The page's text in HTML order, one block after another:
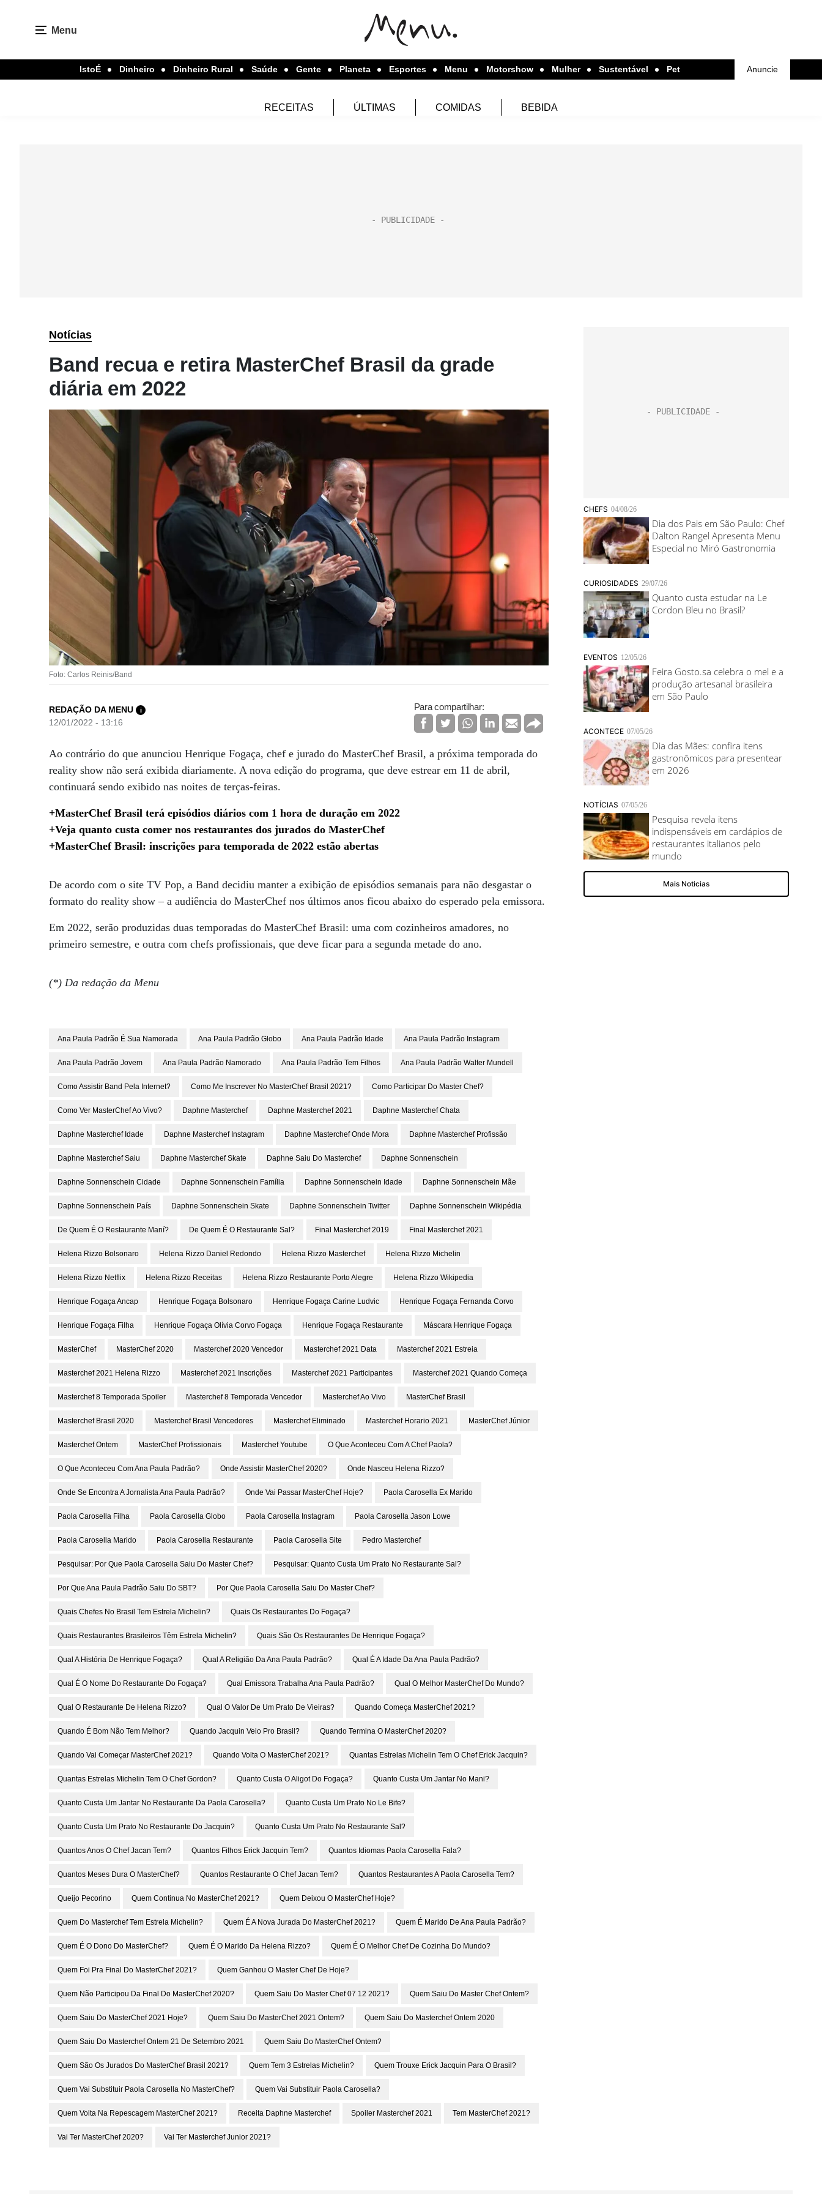
Menu
IstoÉ Dinheiro Dinheiro Rural Saúde Gente Planeta Esportes Menu Motorshow Mulher Sustentável Pet Anuncie
RECEITAS ÚLTIMAS COMIDAS BEBIDA
Notícias
Band recua e retira MasterChef Brasil da grade
diária em 2022
Foto: Carlos Reinis/Band
REDAÇÃO DA MENU i
12/01/2022 - 13:16
Para compartilhar:
Ao contrário do que anunciou Henrique Fogaça, chef e jurado do MasterChef Brasil, a próxima temporada do
reality show não será exibida diariamente. A nova edição do programa, que deve estrear em 11 de abril,
continuará sendo exibido nas noites de terças-feiras.
+MasterChef Brasil terá episódios diários com 1 hora de duração em 2022
+Veja quanto custa comer nos restaurantes dos jurados do MasterChef
+MasterChef Brasil: inscrições para temporada de 2022 estão abertas
De acordo com o site TV Pop, a Band decidiu manter a exibição de episódios semanais para não desgastar o
formato do reality show – a audiência do MasterChef nos últimos anos ficou abaixo do esperado pela emissora.
Em 2022, serão produzidas duas temporadas do MasterChef Brasil: uma com cozinheiros amadores, no
primeiro semestre, e outra com chefs profissionais, que deve ficar para a segunda metade do ano.
(*) Da redação da Menu
Ana Paula Padrão É Sua Namorada Ana Paula Padrão Globo Ana Paula Padrão Idade Ana Paula Padrão Instagram
Ana Paula Padrão Jovem Ana Paula Padrão Namorado Ana Paula Padrão Tem Filhos Ana Paula Padrão Walter Mundell
Como Assistir Band Pela Internet? Como Me Inscrever No MasterChef Brasil 2021? Como Participar Do Master Chef?
Como Ver MasterChef Ao Vivo? Daphne Masterchef Daphne Masterchef 2021 Daphne Masterchef Chata
Daphne Masterchef Idade Daphne Masterchef Instagram Daphne Masterchef Onde Mora Daphne Masterchef Profissão
Daphne Masterchef Saiu Daphne Masterchef Skate Daphne Saiu Do Masterchef Daphne Sonnenschein
Daphne Sonnenschein Cidade Daphne Sonnenschein Família Daphne Sonnenschein Idade Daphne Sonnenschein Mãe
Daphne Sonnenschein País Daphne Sonnenschein Skate Daphne Sonnenschein Twitter Daphne Sonnenschein Wikipédia
De Quem É O Restaurante Maní? De Quem É O Restaurante Sal? Final Masterchef 2019 Final Masterchef 2021
Helena Rizzo Bolsonaro Helena Rizzo Daniel Redondo Helena Rizzo Masterchef Helena Rizzo Michelin
Helena Rizzo Netflix Helena Rizzo Receitas Helena Rizzo Restaurante Porto Alegre Helena Rizzo Wikipedia
Henrique Fogaça Ancap Henrique Fogaça Bolsonaro Henrique Fogaça Carine Ludvic Henrique Fogaça Fernanda Corvo
Henrique Fogaça Filha Henrique Fogaça Olívia Corvo Fogaça Henrique Fogaça Restaurante Máscara Henrique Fogaça
MasterChef MasterChef 2020 Masterchef 2020 Vencedor Masterchef 2021 Data Masterchef 2021 Estreia
Masterchef 2021 Helena Rizzo Masterchef 2021 Inscrições Masterchef 2021 Participantes Masterchef 2021 Quando Começa
Masterchef 8 Temporada Spoiler Masterchef 8 Temporada Vencedor Masterchef Ao Vivo MasterChef Brasil
Masterchef Brasil 2020 Masterchef Brasil Vencedores Masterchef Eliminado Masterchef Horario 2021 MasterChef Júnior
Masterchef Ontem MasterChef Profissionais Masterchef Youtube O Que Aconteceu Com A Chef Paola?
O Que Aconteceu Com Ana Paula Padrão? Onde Assistir MasterChef 2020? Onde Nasceu Helena Rizzo?
Onde Se Encontra A Jornalista Ana Paula Padrão? Onde Vai Passar MasterChef Hoje? Paola Carosella Ex Marido
Paola Carosella Filha Paola Carosella Globo Paola Carosella Instagram Paola Carosella Jason Lowe
Paola Carosella Marido Paola Carosella Restaurante Paola Carosella Site Pedro Masterchef
Pesquisar: Por Que Paola Carosella Saiu Do Master Chef? Pesquisar: Quanto Custa Um Prato No Restaurante Sal?
Por Que Ana Paula Padrão Saiu Do SBT? Por Que Paola Carosella Saiu Do Master Chef?
Quais Chefes No Brasil Tem Estrela Michelin? Quais Os Restaurantes Do Fogaça?
Quais Restaurantes Brasileiros Têm Estrela Michelin? Quais São Os Restaurantes De Henrique Fogaça?
Qual A História De Henrique Fogaça? Qual A Religião Da Ana Paula Padrão? Qual É A Idade Da Ana Paula Padrão?
Qual É O Nome Do Restaurante Do Fogaça? Qual Emissora Trabalha Ana Paula Padrão? Qual O Melhor MasterChef Do Mundo?
Qual O Restaurante De Helena Rizzo? Qual O Valor De Um Prato De Vieiras? Quando Começa MasterChef 2021?
Quando É Bom Não Tem Melhor? Quando Jacquin Veio Pro Brasil? Quando Termina O MasterChef 2020?
Quando Vai Começar MasterChef 2021? Quando Volta O MasterChef 2021? Quantas Estrelas Michelin Tem O Chef Erick Jacquin?
Quantas Estrelas Michelin Tem O Chef Gordon? Quanto Custa O Aligot Do Fogaça? Quanto Custa Um Jantar No Mani?
Quanto Custa Um Jantar No Restaurante Da Paola Carosella? Quanto Custa Um Prato No Le Bife?
Quanto Custa Um Prato No Restaurante Do Jacquin? Quanto Custa Um Prato No Restaurante Sal?
Quantos Anos O Chef Jacan Tem? Quantos Filhos Erick Jacquin Tem? Quantos Idiomas Paola Carosella Fala?
Quantos Meses Dura O MasterChef? Quantos Restaurante O Chef Jacan Tem? Quantos Restaurantes A Paola Carosella Tem?
Queijo Pecorino Quem Continua No MasterChef 2021? Quem Deixou O MasterChef Hoje?
Quem Do Masterchef Tem Estrela Michelin? Quem É A Nova Jurada Do MasterChef 2021? Quem É Marido De Ana Paula Padrão?
Quem É O Dono Do MasterChef? Quem É O Marido Da Helena Rizzo? Quem É O Melhor Chef De Cozinha Do Mundo?
Quem Foi Pra Final Do MasterChef 2021? Quem Ganhou O Master Chef De Hoje?
Quem Não Participou Da Final Do MasterChef 2020? Quem Saiu Do Master Chef 07 12 2021? Quem Saiu Do Master Chef Ontem?
Quem Saiu Do MasterChef 2021 Hoje? Quem Saiu Do MasterChef 2021 Ontem? Quem Saiu Do Masterchef Ontem 2020
Quem Saiu Do Masterchef Ontem 21 De Setembro 2021 Quem Saiu Do MasterChef Ontem?
Quem São Os Jurados Do MasterChef Brasil 2021? Quem Tem 3 Estrelas Michelin? Quem Trouxe Erick Jacquin Para O Brasil?
Quem Vai Substituir Paola Carosella No MasterChef? Quem Vai Substituir Paola Carosella?
Quem Volta Na Repescagem MasterChef 2021? Receita Daphne Masterchef Spoiler Masterchef 2021 Tem MasterChef 2021?
Vai Ter MasterChef 2020? Vai Ter Masterchef Junior 2021?